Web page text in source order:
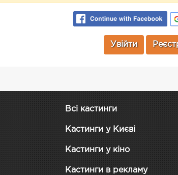
Увійти
Всі кастинги
Кастинги у Києві
Кастинги у кіно
Кастинги в рекламу